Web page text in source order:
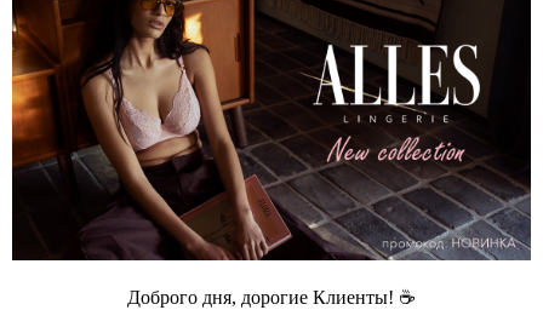
Доброго дня, дорогие Клиенты! ☕